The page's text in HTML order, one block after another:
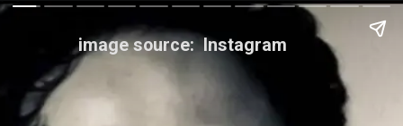
image source: Instagram